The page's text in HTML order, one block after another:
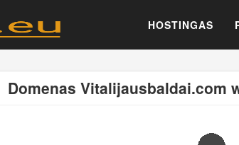
HOSTINGAS
Domenas Vitalijausbaldai.com